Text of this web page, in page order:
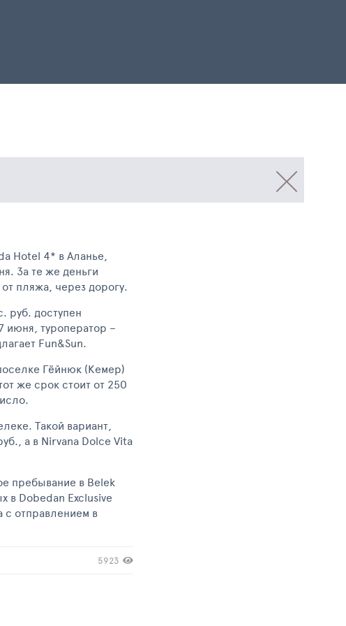
Hotel 4* в Аланье,
За те же деньги
пляжа, через дорогу.
руб. доступен
июня, туроператор –
Fun&Sun.
Гёйнюк (Кемер)
же срок стоит от 250
Такой вариант,
а в Nirvana Dolce Vita
пребывание в Belek
в Dobedan Exclusive
с отправлением в
5923